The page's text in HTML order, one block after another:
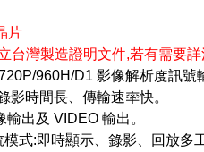
片
台灣製造證明文件,若有需要
960H/D1 影像解析度訊號
影時間長、傳輸速率快。
出及 VIDEO 輸出。
式:即時顯示、錄影、回放多